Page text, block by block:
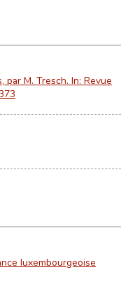
M. Tresch. In: Revue
luxembourgeoise